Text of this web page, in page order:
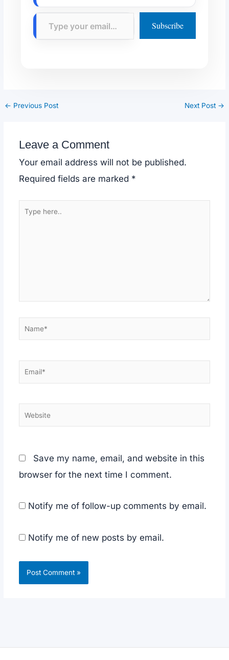
Type your email… Subscribe
← Previous Post Next Post →
Leave a Comment
Your email address will not be published.
Required fields are marked *
here..
Name*
Email*
Website
Save my name, email, and website in this
browser for the next time I comment.
Notify me of follow-up comments by email.
Notify me of new posts by email.